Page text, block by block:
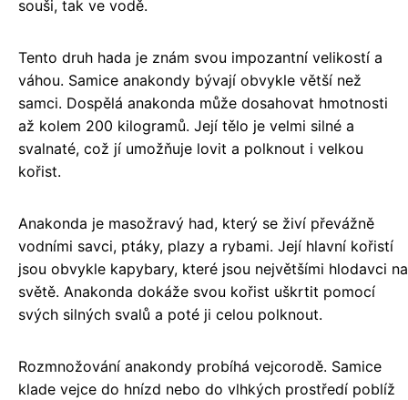
souši, tak ve vodě.
Tento druh hada je znám svou impozantní velikostí a
váhou. Samice anakondy bývají obvykle větší než
samci. Dospělá anakonda může dosahovat hmotnosti
až kolem 200 kilogramů. Její tělo je velmi silné a
svalnaté, což jí umožňuje lovit a polknout i velkou
kořist.
Anakonda je masožravý had, který se živí převážně
vodními savci, ptáky, plazy a rybami. Její hlavní kořistí
jsou obvykle kapybary, které jsou největšími hlodavci na
světě. Anakonda dokáže svou kořist uškrtit pomocí
svých silných svalů a poté ji celou polknout.
Rozmnožování anakondy probíhá vejcorodě. Samice
klade vejce do hnízd nebo do vlhkých prostředí poblíž